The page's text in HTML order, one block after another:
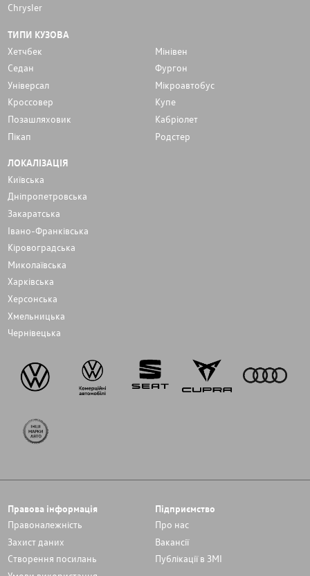
Chrysler
ТИПИ КУЗОВА
Хетчбек
Мінівен
Седан
Фургон
Унiверсал
Мікроавтобус
Кроссовер
Купе
Позашляховик
Кабріолет
Пікап
Родстер
ЛОКАЛІЗАЦІЯ
Київська
Дніпропетровська
Закаратська
Івано-Франківська
Кіровоградська
Миколаївська
Харківська
Херсонська
Хмельницька
Чернівецька
Правова інформація
Правоналежність
Захист даних
Cтворення посилань
Підприємство
Про нас
Вакансії
Публікації в ЗМІ